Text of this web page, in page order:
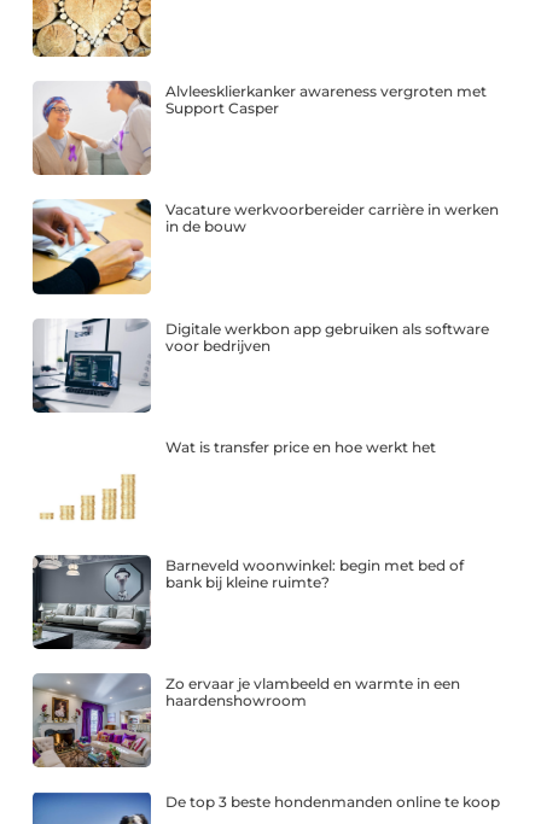
Alvleesklierkanker awareness vergroten met
Support Casper
Vacature werkvoorbereider carrière in werken
in de bouw
Digitale werkbon app gebruiken als software
voor bedrijven
Wat is transfer price en hoe werkt het
Barneveld woonwinkel: begin met bed of
bank bij kleine ruimte?
Zo ervaar je vlambeeld en warmte in een
haardenshowroom
De top 3 beste hondenmanden online te koop